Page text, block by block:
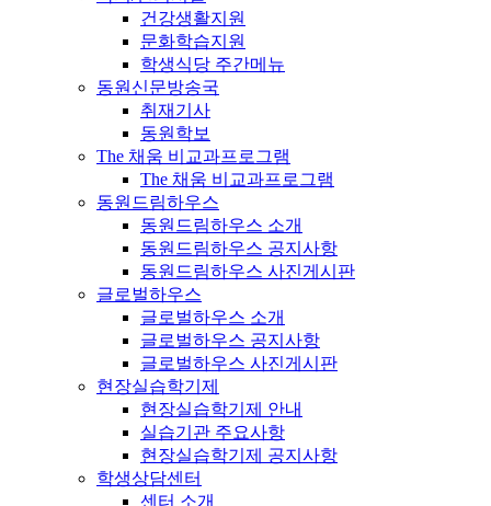
건강생활지원
문화학습지원
학생식당 주간메뉴
동원신문방송국
취재기사
동원학보
The 채움 비교과프로그램
The 채움 비교과프로그램
동원드림하우스
동원드림하우스 소개
동원드림하우스 공지사항
동원드림하우스 사진게시판
글로벌하우스
글로벌하우스 소개
글로벌하우스 공지사항
글로벌하우스 사진게시판
현장실습학기제
현장실습학기제 안내
실습기관 주요사항
현장실습학기제 공지사항
학생상담센터
센터 소개